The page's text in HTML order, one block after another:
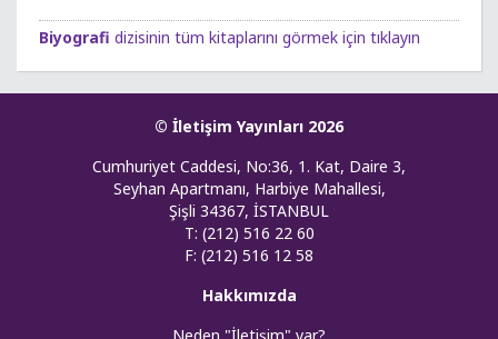
Biyografi dizisinin tüm kitaplarını görmek için tıklayın
© İletişim Yayınları 2026
Cumhuriyet Caddesi, No:36, 1. Kat, Daire 3,
Seyhan Apartmanı, Harbiye Mahallesi,
Şişli 34367, İSTANBUL
T: (212) 516 22 60
F: (212) 516 12 58
Hakkımızda